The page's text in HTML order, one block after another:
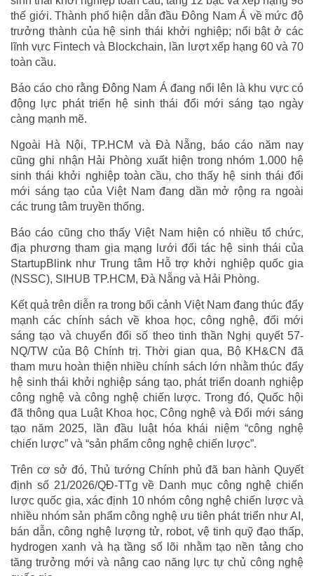
thế giới. Thành phố hiện dẫn đầu Đông Nam Á về mức độ
trưởng thành của hệ sinh thái khởi nghiệp; nổi bật ở các
lĩnh vực Fintech và Blockchain, lần lượt xếp hạng 60 và 70
toàn cầu.
Báo cáo cho rằng Đông Nam Á đang nổi lên là khu vực có
động lực phát triển hệ sinh thái đổi mới sáng tạo ngày
càng mạnh mẽ.
Ngoài Hà Nội, TP.HCM và Đà Nẵng, báo cáo năm nay
cũng ghi nhận Hải Phòng xuất hiện trong nhóm 1.000 hệ
sinh thái khởi nghiệp toàn cầu, cho thấy hệ sinh thái đổi
mới sáng tạo của Việt Nam đang dần mở rộng ra ngoài
các trung tâm truyền thống.
Báo cáo cũng cho thấy Việt Nam hiện có nhiều tổ chức,
địa phương tham gia mạng lưới đối tác hệ sinh thái của
StartupBlink như Trung tâm Hỗ trợ khởi nghiệp quốc gia
(NSSC), SIHUB TP.HCM, Đà Nẵng và Hải Phòng.
Kết quả trên diễn ra trong bối cảnh Việt Nam đang thúc đẩy
mạnh các chính sách về khoa học, công nghệ, đổi mới
sáng tạo và chuyển đổi số theo tinh thần Nghị quyết 57-
NQ/TW của Bộ Chính trị. Thời gian qua, Bộ KH&CN đã
tham mưu hoàn thiện nhiều chính sách lớn nhằm thúc đẩy
hệ sinh thái khởi nghiệp sáng tạo, phát triển doanh nghiệp
công nghệ và công nghệ chiến lược. Trong đó, Quốc hội
đã thông qua Luật Khoa học, Công nghệ và Đổi mới sáng
tạo năm 2025, lần đầu luật hóa khái niệm “công nghệ
chiến lược” và “sản phẩm công nghệ chiến lược”.
Trên cơ sở đó, Thủ tướng Chính phủ đã ban hành Quyết
định số 21/2026/QĐ-TTg về Danh mục công nghệ chiến
lược quốc gia, xác định 10 nhóm công nghệ chiến lược và
nhiều nhóm sản phẩm công nghệ ưu tiên phát triển như AI,
bán dẫn, công nghệ lượng tử, robot, vệ tinh quỹ đạo thấp,
hydrogen xanh và hạ tầng số lõi nhằm tạo nền tảng cho
tăng trưởng mới và nâng cao năng lực tự chủ công nghệ